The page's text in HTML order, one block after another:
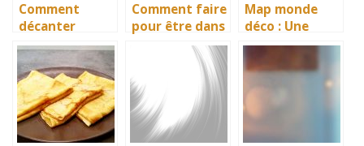
Comment
décanter
facilement le
vin?
Comment faire
pour être dans
le meilleur
confort lors
des parties de
gaming ?
Map monde
déco : Une
nouvelle vision
de la
décoration